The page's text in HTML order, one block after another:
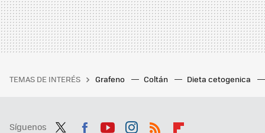
TEMAS DE INTERÉS Grafeno Coltán Dieta cetogenica
Síguenos